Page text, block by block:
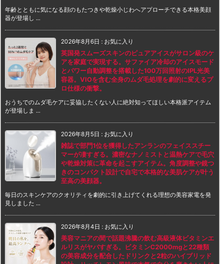
年齢とともに気になる顔のもたつきや乾燥小じわへアプローチできる本格美顔
器が登場し ...
2026年8月6日 : お気に入り
英国発スムーズスキンのピュアアイスがサロン級のケ
アを家庭で実現する。サファイア冷却のアイスモード
とパワー自動調整を搭載した100万回照射のIPL光美
容器。VIOを含む全身のムダ毛処理を劇的に変えるプ
ロ仕様の衝撃。
おうちでのムダ毛ケアに妥協したくない人に絶対知ってほしい本格派アイテム
が登場しま ...
2026年8月5日 : お気に入り
雑誌で部門1位を獲得したアンランのフェイススチー
マーが凄すぎる。濃密なナノミストと温熱ケアで毛穴
や乾燥対策に革命を起こすアイテム。角度調整や鏡つ
きのコンパクト設計で自宅で本格的な美肌ケアが叶う
至高の美顔器。
毎日のスキンケアのクオリティを劇的に引き上げてくれる理想の美容家電を発
見しました ...
2026年8月4日 : お気に入り
美容マニアの間で話題沸騰の飲む高級液体ビタミンエ
ルリスがヤバすぎる。ビタミンC2000mgと22種類
の美容成分を配合したドリンクと2粒のハイブリッド